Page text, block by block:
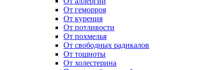
От геморроя
От курения
От потливости
От похмелья
От свободных радикалов
От тошноты
От холестерина